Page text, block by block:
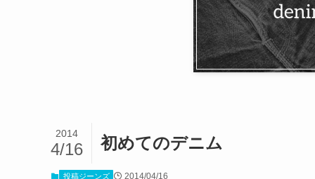
初めてのデニム
2014
4/16
投稿ジーンズ 2014/04/16